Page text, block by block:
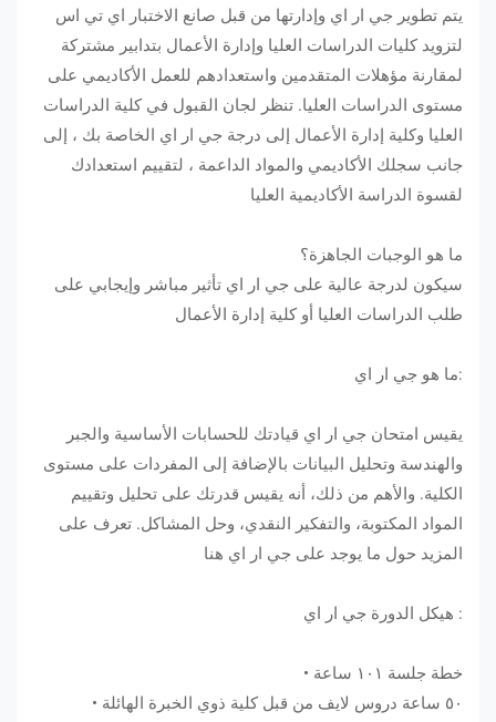
يتم تطوير جي ار اي وإدارتها من قبل صانع الاختبار اي تي اس
لتزويد كليات الدراسات العليا وإدارة الأعمال بتدابير مشتركة
لمقارنة مؤهلات المتقدمين واستعدادهم للعمل الأكاديمي على
مستوى الدراسات العليا. تنظر لجان القبول في كلية الدراسات
العليا وكلية إدارة الأعمال إلى درجة جي ار اي الخاصة بك ، إلى
جانب سجلك الأكاديمي والمواد الداعمة ، لتقييم استعدادك
لقسوة الدراسة الأكاديمية العليا
ما هو الوجبات الجاهزة؟
سيكون لدرجة عالية على جي ار اي تأثير مباشر وإيجابي على
طلب الدراسات العليا أو كلية إدارة الأعمال
:ما هو جي ار اي
يقيس امتحان جي ار اي قيادتك للحسابات الأساسية والجبر
والهندسة وتحليل البيانات بالإضافة إلى المفردات على مستوى
الكلية. والأهم من ذلك، أنه يقيس قدرتك على تحليل وتقييم
المواد المكتوبة، والتفكير النقدي، وحل المشاكل. تعرف على
المزيد حول ما يوجد على جي ار اي هنا
: هيكل الدورة جي ار اي
خطة جلسة ١٠١ ساعة •
٥٠ ساعة دروس لايف من قبل كلية ذوي الخبرة الهائلة •